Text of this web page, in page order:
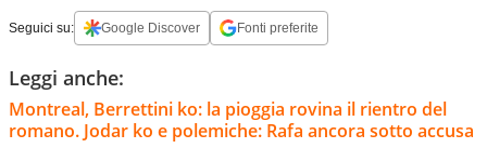
Seguici su: Google Discover Fonti preferite
Leggi anche:
Montreal, Berrettini ko: la pioggia rovina il rientro del
romano. Jodar ko e polemiche: Rafa ancora sotto accusa